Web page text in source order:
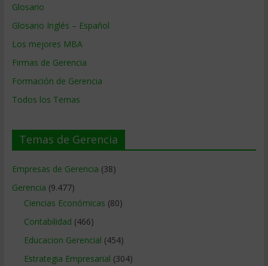
Glosario
Glosario Inglés – Español
Los mejores MBA
Firmas de Gerencia
Formación de Gerencia
Todos los Temas
Temas de Gerencia
Empresas de Gerencia (38)
Gerencia (9.477)
Ciencias Económicas (80)
Contabilidad (466)
Educacion Gerencial (454)
Estrategia Empresarial (304)